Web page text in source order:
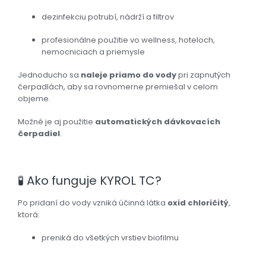
dezinfekciu potrubí, nádrží a filtrov
profesionálne použitie vo wellness, hoteloch,
nemocniciach a priemysle
Jednoducho sa naleje priamo do vodypri zapnutých
čerpadlách, aby sa rovnomerne premiešal v celom
objeme.
Možné je aj použitie automatických dávkovacích
čerpadiel.
🧪 Ako funguje KYROL TC?
Po pridaní do vody vzniká účinná látka oxid chloričitý,
ktorá:
preniká do všetkých vrstiev biofilmu